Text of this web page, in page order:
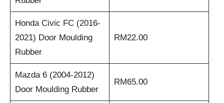
Honda Civic FC (2016-
2021) Door Moulding
Rubber
RM22.00
Mazda 6 (2004-2012)
Door Moulding Rubber
RM65.00